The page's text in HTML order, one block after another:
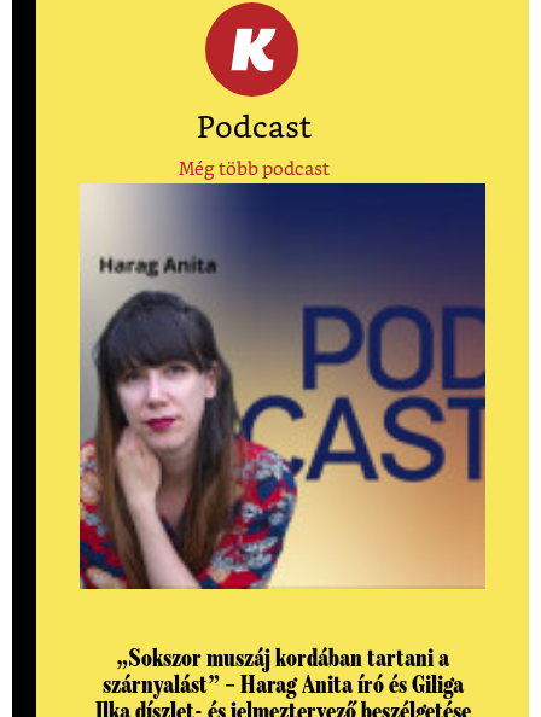
Podcast
Még több podcast
„Sokszor muszáj kordában tartani a
szárnyalást” – Harag Anita író és Giliga
Ilka díszlet- és jelmeztervező beszélgetése